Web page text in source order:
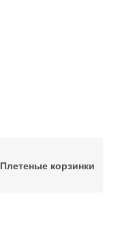
Плетеные корзинки